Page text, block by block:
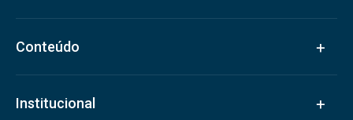
Conteúdo
Institucional